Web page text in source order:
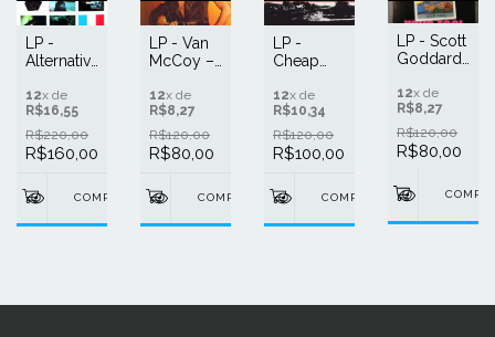
LP -
Alternative
Image
Has
Cracked
(importado)
12x de
R$16,55
R$220,00
R$160,00
LP - Van
McCoy ‎–
Kid
(importado)
12x de
R$8,27
R$120,00
R$80,00
LP -
Cheap
Launch
Off To
War
(importado)
12x de
R$10,34
R$120,00
R$100,00
LP - Scott
Goddard
fool
(importado)
12x de
R$8,27
R$120,00
R$80,00